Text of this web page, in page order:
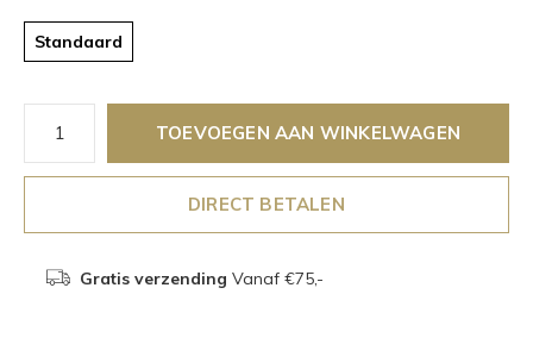
Standaard
TOEVOEGEN AAN WINKELWAGEN
DIRECT BETALEN
Gratis verzending Vanaf €75,-